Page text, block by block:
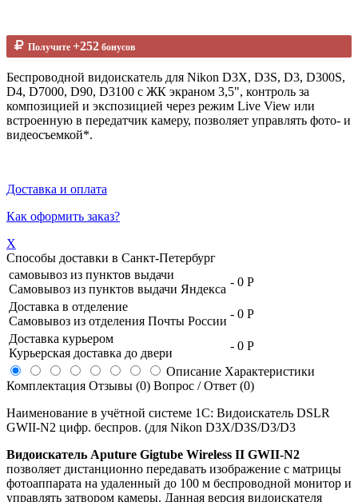
Получите +252 бонусов
Беспроводной видоискатель для Nikon D3X, D3S, D3, D300S,
D4, D7000, D90, D3100 с ЖК экраном 3,5", контроль за
композицией и экспозицией через режим Live View или
встроенную в передатчик камеру, позволяет управлять фото- и
видеосъемкой*.
Доставка и оплата
Как оформить заказ?
X
Способы доставки в Санкт-Петербург
самовывоз из пунктов выдачи
Самовывоз из пунктов выдачи Яндекса
- 0 Р
Доставка в отделение
Самовывоз из отделения Почты России
- 0 Р
Доставка курьером
Курьерская доставка до двери
- 0 Р
Описание Характеристики
Комплектация Отзывы (0) Вопрос / Ответ (0)
Наименование в учётной системе 1С: Видоискатель DSLR
GWII-N2 цифр. беспров. (для Nikon D3X/D3S/D3/D3
Видоискатель Aputure Gigtube Wireless II GWII-N2
позволяет дистанционно передавать изображение с матрицы
фотоаппарата на удаленный до 100 м беспроводной монитор и
управлять затвором камеры. Данная версия видоискателя